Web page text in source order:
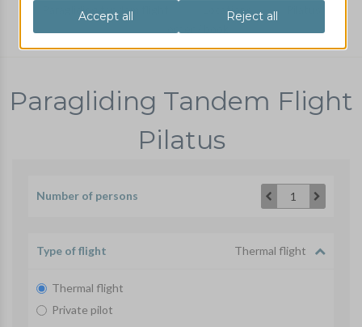
Paragliding tandem flight Locations
order / book
Paragliding Tandem Flight
Pilatus
Number of persons 1
Type of flight Thermal flight
Thermal flight
Private pilot